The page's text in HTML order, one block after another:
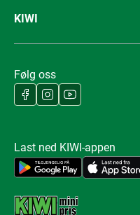
KIWI
Følg oss
Last ned KIWI-appen